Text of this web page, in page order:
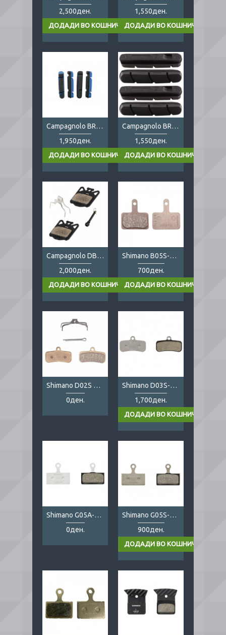
2,500ден.
1,550ден.
Campagnolo BR-PEO500(X1)
1,950ден.
Campagnolo BR-SR500
1,550ден.
Campagnolo DB-310
2,000ден.
Shimano B05S-RX Resin
700ден.
Shimano D02S Metal
0ден.
Shimano D03S-RX Resin
1,700ден.
Shimano G05A-RX Resin
0ден.
Shimano G05S-RX Resin
900ден.